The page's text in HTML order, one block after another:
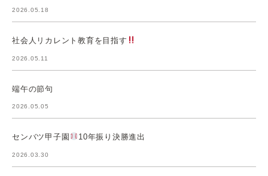
2026.05.18
社会人リカレント教育を目指す
2026.05.11
端午の節句
2026.05.05
センバツ甲子園 10年振り決勝進出
2026.03.30